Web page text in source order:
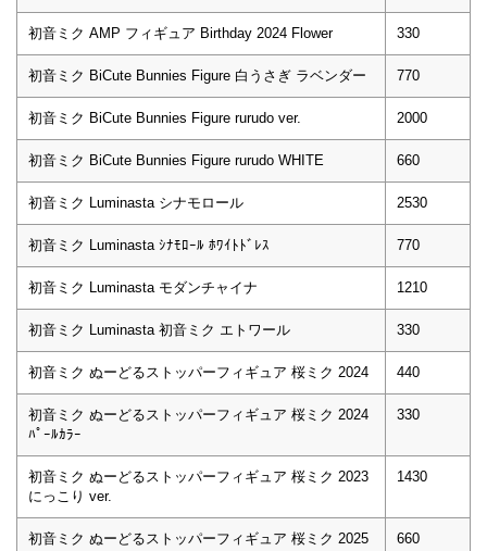
初音ミク AMP フィギュア Birthday 2024 Flower 330
初音ミク BiCute Bunnies Figure 白うさぎ ラベンダー 770
初音ミク BiCute Bunnies Figure rurudo ver. 2000
初音ミク BiCute Bunnies Figure rurudo WHITE 660
初音ミク Luminasta シナモロール 2530
初音ミク Luminasta ｼﾅﾓﾛｰﾙ ﾎﾜｲﾄﾄﾞﾚｽ 770
初音ミク Luminasta モダンチャイナ 1210
初音ミク Luminasta 初音ミク エトワール 330
初音ミク ぬーどるストッパーフィギュア 桜ミク 2024 440
初音ミク ぬーどるストッパーフィギュア 桜ミク 2024
ﾊﾟｰﾙｶﾗｰ
330
初音ミク ぬーどるストッパーフィギュア 桜ミク 2023
にっこり ver.
1430
初音ミク ぬーどるストッパーフィギュア 桜ミク 2025 660